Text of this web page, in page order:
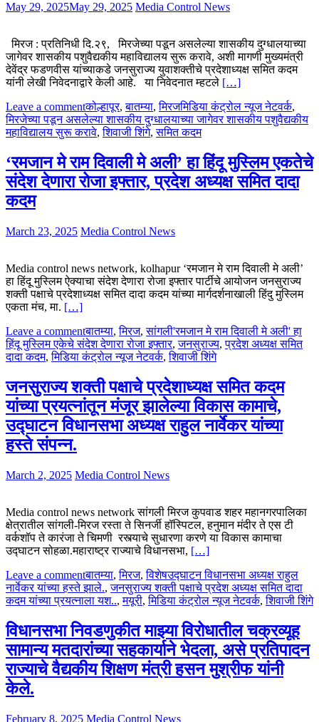
May 29, 2025May 29, 2025 Media Control News
मिरज : प्रतिनिधी दि.२९, मिरजेच्या पडून असलेल्या शासकीय दुग्धालयाच्या
जागेवर शासकीय पशुवैद्यकीय महाविद्यालय सुरू करावे, अशी मागणी मुख्यमंत्री
देवेंद्र फडणवीस यांच्याकडे जनसुराज्य युवाशक्तीचे प्रदेशाध्यक्ष समित कदम
यांनी लेखी निवेदनाद्वारे केली आहे. या निवेदनात म्हटले […]
Leave a commentकोल्हापूर,बातम्या,मिरजमिडिया कंट्रोल न्यूज नेटवर्क,
मिरजेच्या पडून असलेल्या शासकीय दुग्धालयाच्या जागेवर शासकीय पशुवैद्यकीय
महाविद्यालय सुरू करावे,शिवाजी शिंगे,समित कदम
‘रमजान मे राम दिवाली मे अली’ हा हिंदू मुस्लिम एकतेचे
संदेश देणारा रोजा इफ्तार, प्रदेश अध्यक्ष समित दादा
कदम
March 23, 2025 Media Control News
Media control news network, kolhapur ‘रमजान मे राम दिवाली मे अली’
हा हिंदू मुस्लिम ऐक्याचा संदेश देणारा रोजा इफ्तार पार्टीचे आयोजन जनसुराज्य
शक्ती पक्षाचे प्रदेशाध्यक्ष समित दादा कदम यांच्या मार्गदर्शनाखाली हिंदु मुस्लिम
एकता मंच, मा. […]
Leave a commentबातम्या,मिरज,सांगली'रमजान मे राम दिवाली मे अली' हा
हिंदू मुस्लिम एकेचे संदेश देणारा रोजा इफ्तार,जनसुराज्य,प्रदेश अध्यक्ष समित
दादा कदम,मिडिया कंट्रोल न्यूज नेटवर्क,शिवाजी शिंगे
जनसुराज्य शक्ती पक्षाचे प्रदेशाध्यक्ष समित कदम
यांच्या प्रयत्नांतून मंजूर झालेल्या विकास कामाचे,
उद्घाटन विधानसभा अध्यक्ष राहुल नार्वेकर यांच्या
हस्ते संपन्न.
March 2, 2025 Media Control News
Media control news network सांगली मिरज कुपवाड शहर महानगरपालिका
क्षेत्रातील सांगली-मिरज रस्ता ते सिनर्जी हॉस्पिटल, हनुमान मंदीर ते एस टी
वर्कशॉप ते कारंजा ते चिमणी रस्त्याचे सुधारणा करणे या विकास कामाचा
उद्घाटन सोहळा.महाराष्ट्र राज्याचे विधानसभा, […]
Leave a commentबातम्या,मिरज,विशेषउद्घाटन विधानसभा अध्यक्ष राहुल
नार्वेकर यांच्या हस्ते झाले.,जनसुराज्य शक्ती पक्षाचे प्रदेश अध्यक्ष समित दादा
कदम यांच्या प्रयत्नाला यश..,मयूरी,मिडिया कंट्रोल न्यूज नेटवर्क,शिवाजी शिंगे
विधानसभा निवडणुकीत माझ्या विरोधातील चक्रव्यूह
सामान्य मतदारांच्या सहकार्याने भेदला, असे प्रतिपादन
राज्याचे वैद्यकीय शिक्षण मंत्री हसन मुश्रीफ यांनी
केले.
February 8, 2025 Media Control News